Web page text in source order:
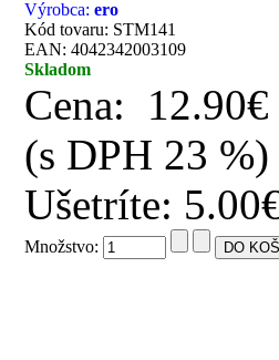
Výrobca:ero
Kód tovaru: STM141
EAN: 4042342003109
Skladom
Cena: 12.90€
(s DPH 23 %)
Ušetríte:
Množstvo: